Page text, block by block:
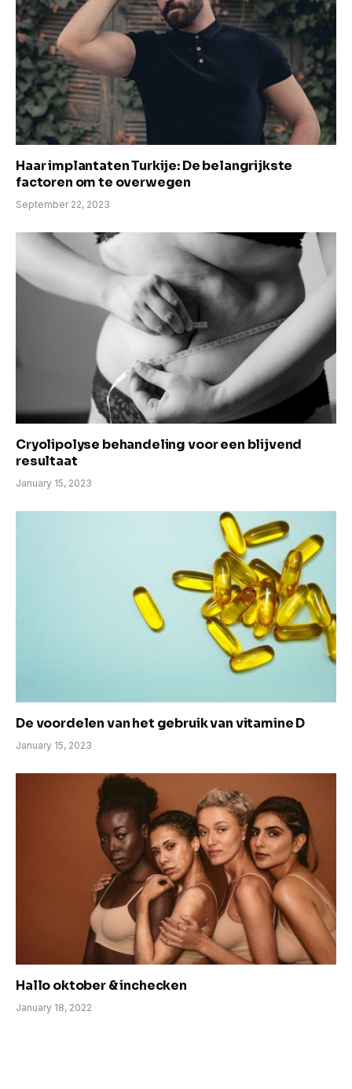
Haar implantaten Turkije: De belangrijkste
factoren om te overwegen
September 22, 2023
Cryolipolyse behandeling voor een blijvend
resultaat
January 15, 2023
De voordelen van het gebruik van vitamine D
January 15, 2023
Hallo oktober & inchecken
January 18, 2022